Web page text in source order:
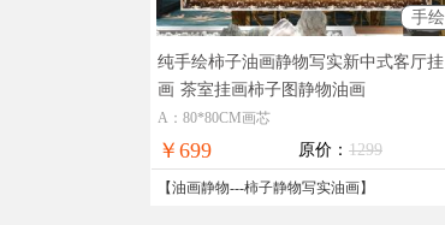
手绘
纯手绘柿子油画静物写实新中式客厅挂
画 茶室挂画柿子图静物油画
A：80*80CM画芯
￥699 原价： 1299
【油画静物---柿子静物写实油画】